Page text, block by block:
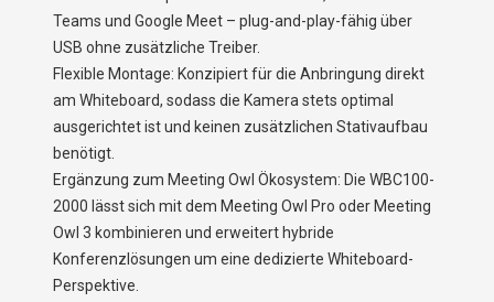
Teams und Google Meet – plug-and-play-fähig über
USB ohne zusätzliche Treiber.
Flexible Montage: Konzipiert für die Anbringung direkt
am Whiteboard, sodass die Kamera stets optimal
ausgerichtet ist und keinen zusätzlichen Stativaufbau
benötigt.
Ergänzung zum Meeting Owl Ökosystem: Die WBC100-
2000 lässt sich mit dem Meeting Owl Pro oder Meeting
Owl 3 kombinieren und erweitert hybride
Konferenzlösungen um eine dedizierte Whiteboard-
Perspektive.